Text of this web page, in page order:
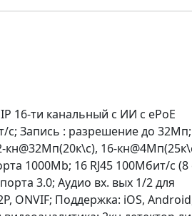
16-ти канальный с ИИ с ePoE
Запись : разрешение до
16-
1000Mb; 16 RJ45 100Мбит/с (8
3.0; Аудио вх. вых 1/2 для
ONVIF; Поддержка: iOS,